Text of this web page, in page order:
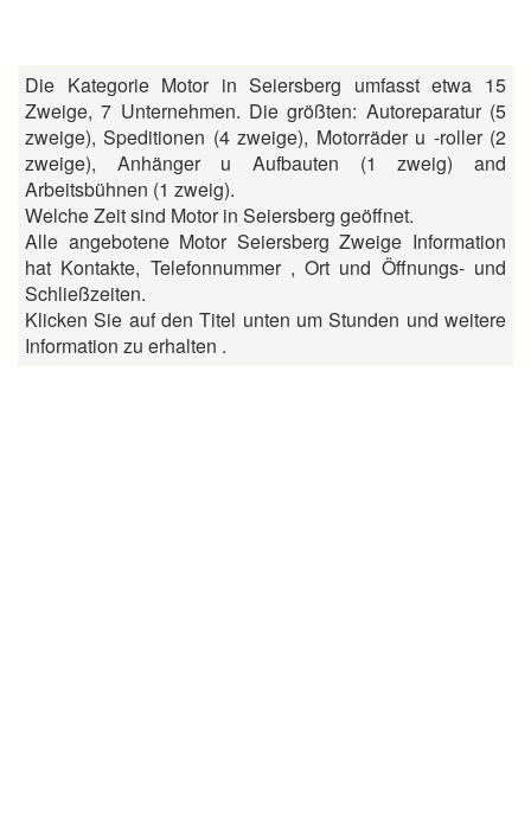
Die Kategorie Motor in Seiersberg umfasst etwa 15
Zweige, 7 Unternehmen. Die größten: Autoreparatur (5
zweige), Speditionen (4 zweige), Motorräder u -roller (2
zweige), Anhänger u Aufbauten (1 zweig) and
Arbeitsbühnen (1 zweig).
Welche Zeit sind Motor in Seiersberg geöffnet.
Alle angebotene Motor Seiersberg Zweige Information
hat Kontakte, Telefonnummer , Ort und Öffnungs- und
Schließzeiten.
Klicken Sie auf den Titel unten um Stunden und weitere
Information zu erhalten .